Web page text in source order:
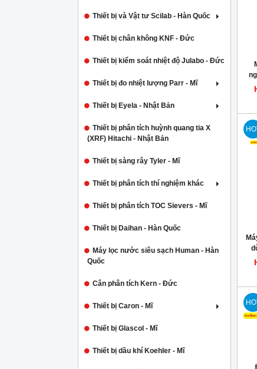
Thiết bị và Vật tư Scilab - Hàn Quốc
Thiết bị chân không KNF - Đức
Thiết bị kiểm soát nhiệt độ Julabo - Đức
Thiết bị đo nhiệt lượng Parr - Mĩ
Thiết bị Eyela - Nhật Bản
Thiết bị phân tích huỳnh quang tia X
(XRF) Hitachi - Nhật Bản
Thiết bị sàng rây Tyler - Mĩ
Thiết bị phân tích thí nghiệm khác
Thiết bị phân tích TOC Sievers - Mĩ
Thiết bị Daihan - Hàn Quốc
Máy lọc nước siêu sạch Human - Hàn
Quốc
Cân phân tích Kern - Đức
Thiết bị Caron - Mĩ
Thiết bị Glascol - Mĩ
Thiết bị dầu khí Koehler - Mĩ